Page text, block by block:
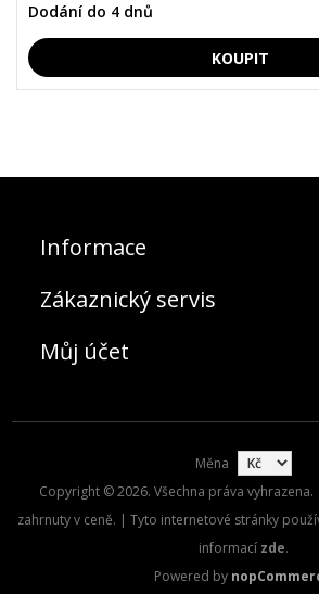
Dodání do 4 dnů
Informace
Zákaznický servis
Můj účet
Měna
Copyright © 2026. Všechna práva
zahrnuty v ceně. | Tyto internetové stránky
informací zde.
Powered by